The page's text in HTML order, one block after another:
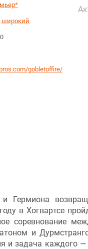
широкий
gobletoffire/
и Гермиона
в Хогвартсе
соревнование
и
и задача каждого